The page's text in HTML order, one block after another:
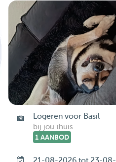
Logeren voor Basil
bij jou thuis
1 AANBOD